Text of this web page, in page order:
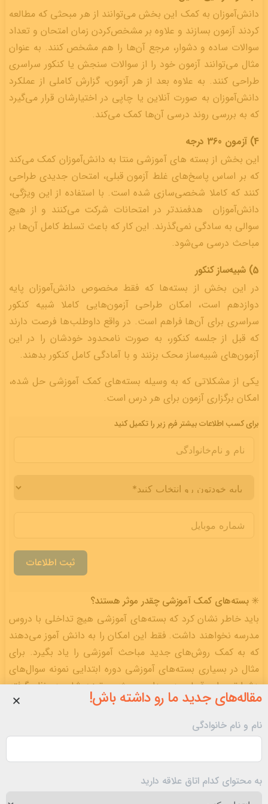
دانش‌آموزان به کمک این بخش می‌توانند از هر مبحثی که مطالعه
کردند آزمون بسازند و علاوه بر مشخص‌کردن زمان امتحان و تعداد
سوالات ساده و دشوار، مرجع آن‌ها را هم مشخص کنند. به عنوان
مثال می‌توانند آزمون خود را از سوالات سنجش یا کنکور سراسری
طراحی کنند. به علاوه بعد از هر آزمون، گزارش کاملی از عملکرد
دانش‌آموزان به صورت آنلاین یا چاپی در اختیارشان قرار می‌گیرد
که به بررسی روند درسی آن‌ها کمک می‌کند.
4) آزمون 360 درجه
این بخش از بسته‌ های آموزشی منتا به دانش‌آموزان کمک می‌کند
که بر اساس پاسخ‌های غلط آزمون قبلی، امتحان جدیدی طراحی
کنند که کاملا شخصی‌سازی شده است. با استفاده از این ویژگی،
دانش‌آموزان هدفمندتر در امتحانات شرکت می‌کنند و از هیچ
سوالی به سادگی نمی‌گذرند. این کار که باعث تسلط کامل آن‌ها بر
مباحث درسی می‌شود.
5) شبیه‌ساز کنکور
در این بخش از بسته‌ها که فقط مخصوص دانش‌آموزان پایه
دوازدهم است، امکان طراحی آزمون‌هایی کاملا شبیه کنکور
سراسری برای آن‌ها فراهم است. در واقع داوطلب‌ها فرصت دارند
که قبل از جلسه کنکور، به صورت نامحدود خودشان را در این
آزمون‌های شبیه‌ساز محک بزنند و با آمادگی کامل کنکور بدهند.
یکی از مشکلاتی که به وسیله بسته‌های کمک آموزشی حل شده،
امکان برگزاری آزمون برای هر درس است.
برای کسب اطلاعات بیشتر فرم زیر را تکمیل کنید
ثبت اطلاعات
✳️ بسته‌های کمک آموزشی چقدر موثر هستند؟
باید خاطر نشان کرد که بسته‌های آموزشی هیچ تداخلی با دروس
مدرسه نخواهند داشت. فقط این امکان را به دانش آموز می‌دهند
که به کمک روش‌های جدید مباحث آموزشی را یاد بگیرد. برای
مثال در بسیاری بسته‌های آموزشی دوره ابتدایی نمونه سوال‌های
دشوارتر برای قبولی در مدارس ویژه و تیزهوشان در نظر گرفته
شده‌است.
✳️ قیمت بسته‌های کمک آموزشی
برطرف کردن نقاط ضعف و تقویت دروس مهم بسیار گران قیمت
است. از طرفی در دوره ابتدایی والدین می‌توانند با خرید یک
بسته کمک آموزشی مقرون به صرفه مشکلات فرزند خود را حل
مقاله‌های جدید ما رو داشته باش!
نام و نام خانوادگی
به محتوای کدام اتاق علاقه دارید